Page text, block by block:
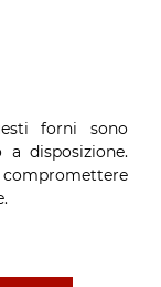
forni sono
disposizione.
compromettere